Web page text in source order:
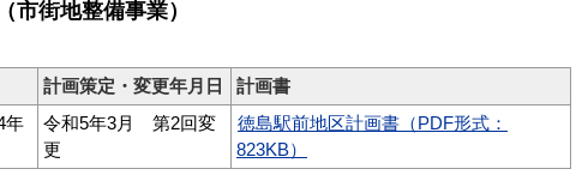
市街地整備事業）
計画策定・変更年月日
計画書
年
令和5年3月 第2回変
更
徳島駅前地区計画書（PDF形式：
823KB）